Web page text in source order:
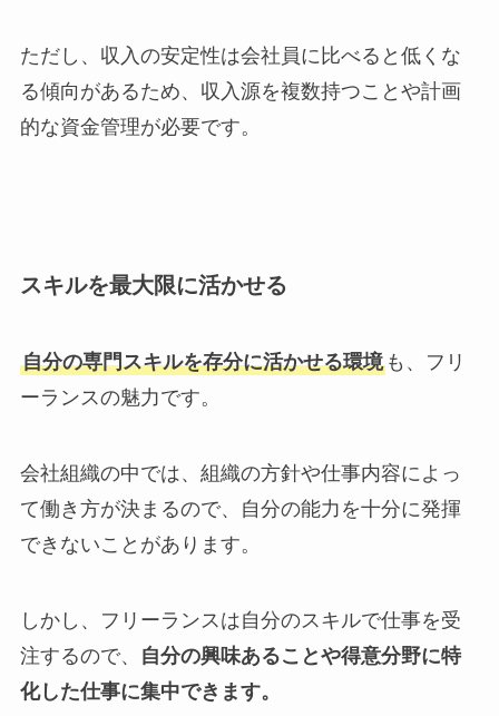
ただし、収入の安定性は会社員に比べると低くな
る傾向があるため、収入源を複数持つことや計画
的な資金管理が必要です。
スキルを最大限に活かせる
自分の専門スキルを存分に活かせる環境も、フリ
ーランスの魅力です。
会社組織の中では、組織の方針や仕事内容によっ
て働き方が決まるので、自分の能力を十分に発揮
できないことがあります。
しかし、フリーランスは自分のスキルで仕事を受
注するので、
自分の興味あることや得意分野に特
化した仕事に集中できます。